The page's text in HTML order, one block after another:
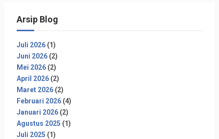
Arsip Blog
Juli 2026(1)
Juni 2026(2)
Mei 2026(2)
April 2026(2)
Maret 2026(2)
Februari 2026(4)
Januari 2026(2)
Agustus 2025 (1)
Juli 2025 (1)